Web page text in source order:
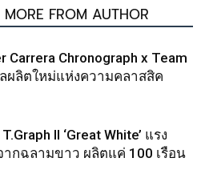
MORE FROM AUTHOR
Carrera Chronograph x Team
ผลิตใหม่แห่งความคลาสสิค
II ‘Great White’ แรง
กฉลามขาว ผลิตแค่ 100 เรือน